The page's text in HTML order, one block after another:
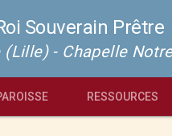
Souverain Prêtre
(Lille) - Chapelle
RESSOURCES